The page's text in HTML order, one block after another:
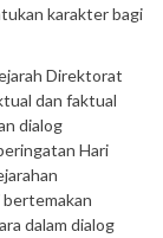
karakter bagi
Direktorat
dan faktual
dialog
Hari
dalam dialog